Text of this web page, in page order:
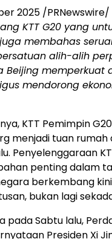
2025 /
KTT G20 yang
membahas
alih-alih
Beijing memperkuat
mendorong
KTT Pemimpin
menjadi tuan rumah
Penyelenggaraan
penting dalam
berkembang
bukan lagi
pada Sabtu lalu,
Presiden Xi